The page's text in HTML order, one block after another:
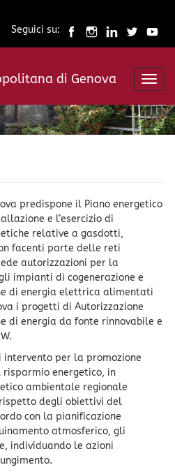
Seguici su:
di Genova
predispone il Piano energetico
e l’esercizio di
relative a gasdotti,
facenti parte delle reti
autorizzazioni per la
impianti di cogenerazione e
di energia elettrica alimentati
i progetti di Autorizzazione
di energia da fonte rinnovabile e
per la promozione
energetico, in
ambientale regionale
rispetto degli obiettivi del
con la pianificazione
atmosferico, gli
individuando le azioni